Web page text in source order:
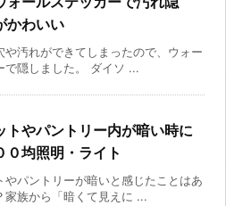
かわいい
や汚れができてしまったので、ウォー
で隠しました。 ダイソ ...
トやパントリー内が暗い時に
０均照明・ライト
やパントリーが暗いと感じたことはあ
家族から「暗くて見えに ...